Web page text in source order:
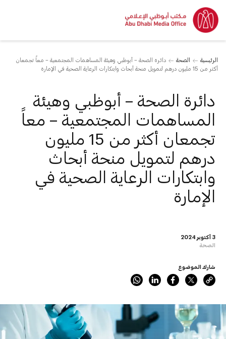
الرئيسية الصحة
دائرة الصحة – أبوظبي وهيئة المساهمات المجتمعية – معاً تجمعان
أكثر من 15 مليون درهم لتمويل منحة أبحاث وابتكارات الرعاية الصحية في الإمارة
3 أكتوبر 2024
الصحة
دائرة الصحة – أبوظبي وهيئة
المساهمات المجتمعية – معاً
تجمعان أكثر من 15 مليون
درهم لتمويل منحة أبحاث
وابتكارات الرعاية الصحية في
الإمارة
شارك الموضوع